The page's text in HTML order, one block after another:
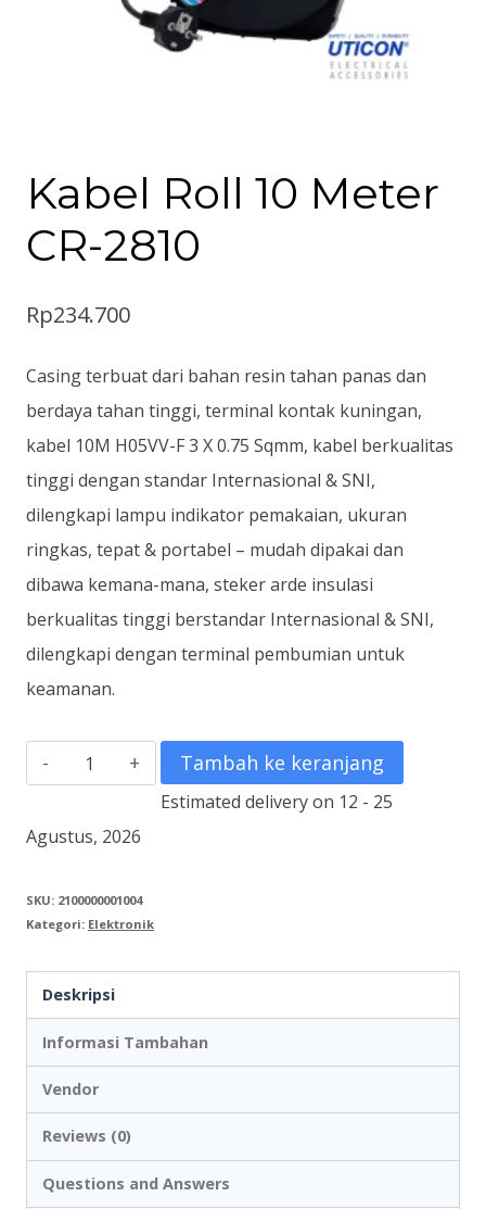
Kabel Roll 10 Meter
CR-2810
Rp234.700
Casing terbuat dari bahan resin tahan panas dan
berdaya tahan tinggi, terminal kontak kuningan,
kabel 10M H05VV-F 3 X 0.75 Sqmm, kabel berkualitas
tinggi dengan standar Internasional & SNI,
dilengkapi lampu indikator pemakaian, ukuran
ringkas, tepat & portabel – mudah dipakai dan
dibawa kemana-mana, steker arde insulasi
berkualitas tinggi berstandar Internasional & SNI,
dilengkapi dengan terminal pembumian untuk
keamanan.
Kuantitas
Kabel
Roll
Meter
CR-
2810
Tambah ke keranjang
Estimated delivery on 12 - 25
Agustus, 2026
SKU: 2100000001004
Kategori: Elektronik
Deskripsi
Informasi Tambahan
Vendor
Reviews (0)
Questions and Answers